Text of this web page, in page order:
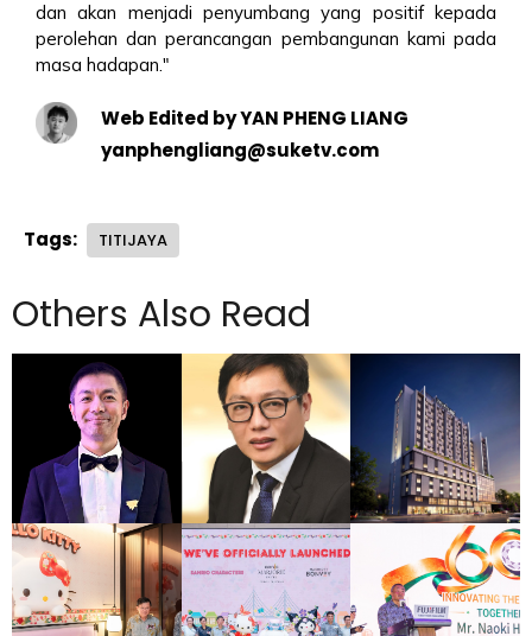
dan akan menjadi penyumbang yang positif kepada
perolehan dan perancangan pembangunan kami pada
masa hadapan."
Web Edited by YAN PHENG LIANG
yanphengliang@suketv.com
Tags: TITIJAYA
Others Also Read